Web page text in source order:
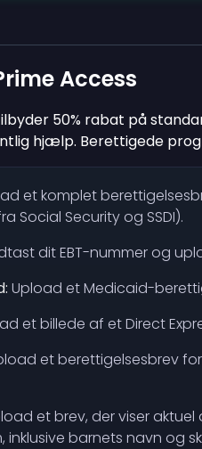
Access
50% rabat på
hjælp. Berettigede
et komplet
Social Security og SSDI).
dit EBT-nummer og
Upload et Medicaid-
et billede af et Direct
et berettigelsesbrev
et brev, der viser
inklusive barnets navn og